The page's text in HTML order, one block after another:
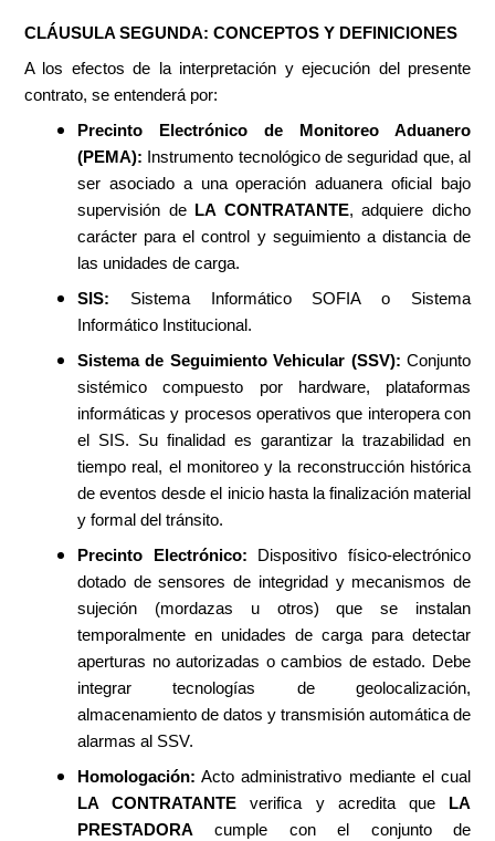
CLÁUSULA SEGUNDA: CONCEPTOS Y DEFINICIONES
A los efectos de la interpretación y ejecución del presente
contrato, se entenderá por:
Precinto Electrónico de Monitoreo Aduanero
(PEMA): Instrumento tecnológico de seguridad que, al
ser asociado a una operación aduanera oficial bajo
supervisión de
LA CONTRATANTE, adquiere dicho
carácter para el control y seguimiento a distancia de
las unidades de carga.
SIS: Sistema Informático SOFIA o Sistema
Informático Institucional.
Sistema de Seguimiento Vehicular (SSV): Conjunto
sistémico compuesto por hardware, plataformas
informáticas y procesos operativos que interopera con
el SIS. Su finalidad es garantizar la trazabilidad en
tiempo real, el monitoreo y la reconstrucción histórica
de eventos desde el inicio hasta la finalización material
y formal del tránsito.
Precinto Electrónico: Dispositivo físico-electrónico
dotado de sensores de integridad y mecanismos de
sujeción (mordazas u otros) que se instalan
temporalmente en unidades de carga para detectar
aperturas no autorizadas o cambios de estado. Debe
integrar tecnologías de geolocalización,
almacenamiento de datos y transmisión automática de
alarmas al SSV.
Homologación: Acto administrativo mediante el cual
LA CONTRATANTE verifica y acredita que
LA
PRESTADORA cumple con el conjunto de